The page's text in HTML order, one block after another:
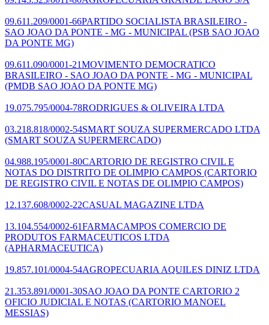
09.611.209/0001-66PARTIDO SOCIALISTA BRASILEIRO -
SAO JOAO DA PONTE - MG - MUNICIPAL (PSB SAO JOAO
DA PONTE MG)
09.611.090/0001-21MOVIMENTO DEMOCRATICO
BRASILEIRO - SAO JOAO DA PONTE - MG - MUNICIPAL
(PMDB SAO JOAO DA PONTE MG)
19.075.795/0004-78RODRIGUES & OLIVEIRA LTDA
03.218.818/0002-54SMART SOUZA SUPERMERCADO LTDA
(SMART SOUZA SUPERMERCADO)
04.988.195/0001-80CARTORIO DE REGISTRO CIVIL E
NOTAS DO DISTRITO DE OLIMPIO CAMPOS (CARTORIO
DE REGISTRO CIVIL E NOTAS DE OLIMPIO CAMPOS)
12.137.608/0002-22CASUAL MAGAZINE LTDA
13.104.554/0002-61FARMACAMPOS COMERCIO DE
PRODUTOS FARMACEUTICOS LTDA
(APHARMACEUTICA)
19.857.101/0004-54AGROPECUARIA AQUILES DINIZ LTDA
21.353.891/0001-30SAO JOAO DA PONTE CARTORIO 2
OFICIO JUDICIAL E NOTAS (CARTORIO MANOEL
MESSIAS)